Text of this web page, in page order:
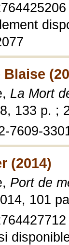
La Mort
133 p. ;
7609-
(2014)
Port de
101